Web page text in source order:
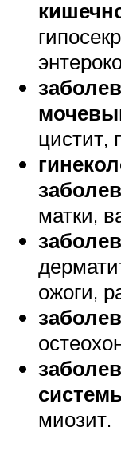
цистит,
матки,
ожоги,
миозит.